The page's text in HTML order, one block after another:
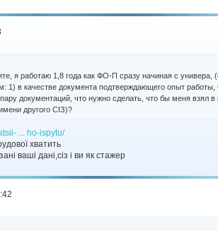
я работаю 1,8 года как ФО-П сразу начиная с
1) в качестве документа подтверждающего опыт работы,
документаций, что нужно сделать, что бы меня
другого СІЗ)?
... ho-ispytu/
хватить
ваші дані,сіз і ви як стажер